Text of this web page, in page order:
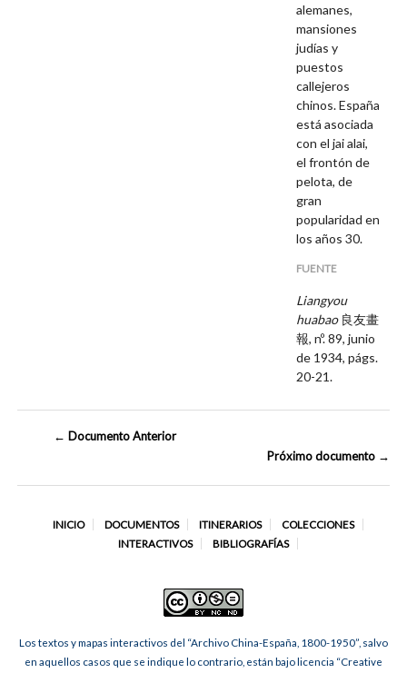
alemanes,
mansiones
judías y
puestos
callejeros
chinos. España
está asociada
con el jai alai,
el frontón de
pelota, de
gran
popularidad en
los años 30.
FUENTE
Liangyou
huabao良友畫
報, nº. 89, junio
de 1934, págs.
20-21.
← Documento Anterior
Próximo documento →
INICIO DOCUMENTOS ITINERARIOS
COLECCIONES
INTERACTIVOS
BIBLIOGRAFÍAS
Los textos y mapas interactivos del “Archivo China-España, 1800-1950”, salvo
en aquellos casos que se indique lo contrario, están bajo licencia “Creative